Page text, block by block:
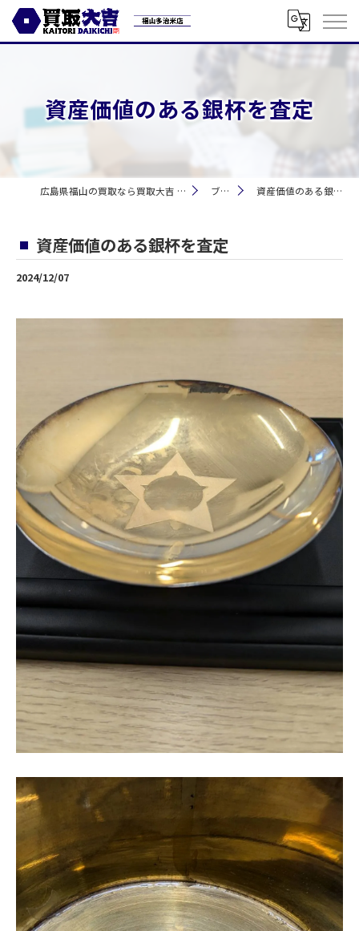
資産価値のある銀杯を査定
広島県福山の買取なら買取大吉 福山多治米店 ブログ 資産価値のある銀杯を査定
資産価値のある銀杯を査定
2024/12/07